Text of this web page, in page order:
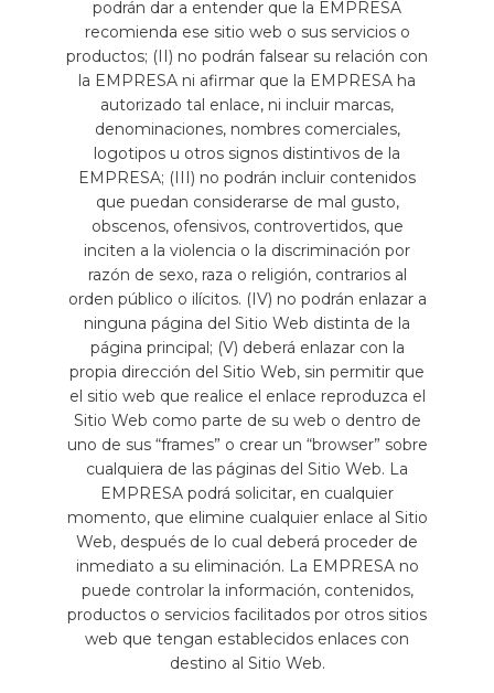
podrán dar a entender que la EMPRESA
recomienda ese sitio web o sus servicios o
productos; (II) no podrán falsear su relación con
la EMPRESA ni afirmar que la EMPRESA ha
autorizado tal enlace, ni incluir marcas,
denominaciones, nombres comerciales,
logotipos u otros signos distintivos de la
EMPRESA; (III) no podrán incluir contenidos
que puedan considerarse de mal gusto,
obscenos, ofensivos, controvertidos, que
inciten a la violencia o la discriminación por
razón de sexo, raza o religión, contrarios al
orden público o ilícitos. (IV) no podrán enlazar a
ninguna página del Sitio Web distinta de la
página principal; (V) deberá enlazar con la
propia dirección del Sitio Web, sin permitir que
el sitio web que realice el enlace reproduzca el
Sitio Web como parte de su web o dentro de
uno de sus “frames” o crear un “browser” sobre
cualquiera de las páginas del Sitio Web. La
EMPRESA podrá solicitar, en cualquier
momento, que elimine cualquier enlace al Sitio
Web, después de lo cual deberá proceder de
inmediato a su eliminación. La EMPRESA no
puede controlar la información, contenidos,
productos o servicios facilitados por otros sitios
web que tengan establecidos enlaces con
destino al Sitio Web.